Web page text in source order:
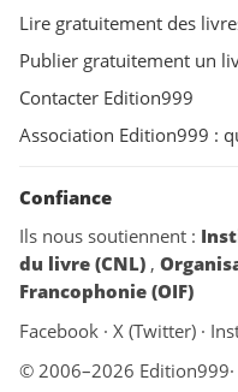
Lire gratuitement des
Publier gratuitement un
Contacter Edition999
Association Edition999 :
Confiance
Ils nous soutiennent :
du livre (CNL) ,
Francophonie (OIF)
Facebook · X (Twitter) ·
© 2006–2026 Edition999·